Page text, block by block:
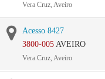
Vera Cruz, Aveiro
Acesso 8427
3800-005 AVEIRO
Vera Cruz, Aveiro